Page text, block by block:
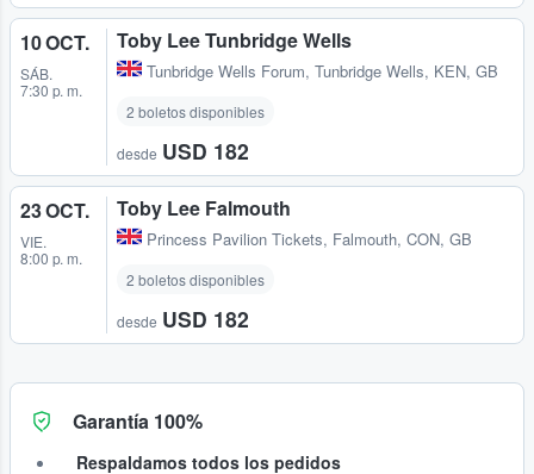
10 OCT.
SÁB.
7:30 p. m.
Toby Lee Tunbridge Wells
Tunbridge Wells Forum, Tunbridge Wells, KEN, GB
2 boletos disponibles
desde USD 182
23 OCT.
VIE.
8:00 p. m.
Toby Lee Falmouth
Princess Pavilion Tickets, Falmouth, CON, GB
2 boletos disponibles
desde USD 182
Garantía 100%
Respaldamos todos los pedidos